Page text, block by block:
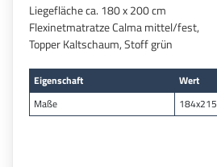
Liegefläche ca. 180 x 200 cm
Flexinetmatratze Calma mittel/fest,
Topper Kaltschaum, Stoff grün
Eigenschaft
Wert
Maße
184x215